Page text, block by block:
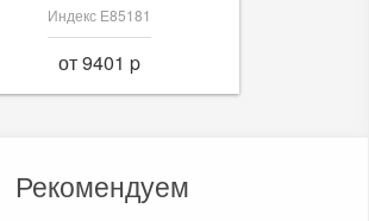
Индекс Е85181
от 9401 p
Рекомендуем